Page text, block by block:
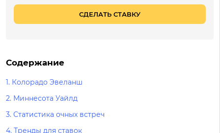
СДЕЛАТЬ СТАВКУ
Содержание
1. Колорадо Эвеланш
2. Миннесота Уайлд
3. Статистика очных встреч
4. Тренды для ставок